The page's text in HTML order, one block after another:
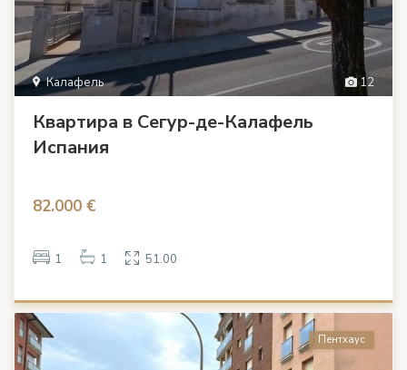
12
Калафель
Квартира в Сегур-де-Калафель
Испания
82.000 €
1 1 51.00
Пентхаус